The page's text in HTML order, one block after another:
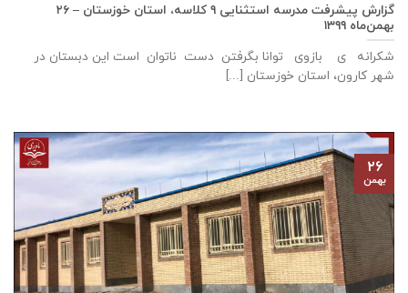
گزارش پيشرفت مدرسه استثنايی ٩ كلاسه، استان خوزستان – ۲۶
بهمن‌ماه ۱۳۹۹
شکرانه ی بازوی توانا بگرفتن دست ناتوان است این دبستان در
شهر كارون، استان خوزستان [...]
۲۶
بهمن